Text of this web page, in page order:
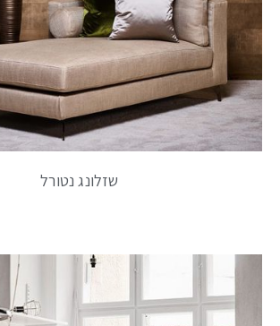
שזלונג נטורל